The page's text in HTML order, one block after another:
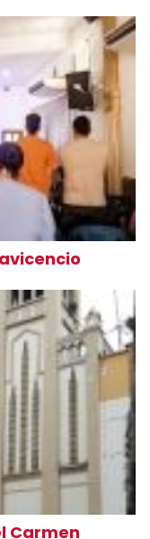
Carmen